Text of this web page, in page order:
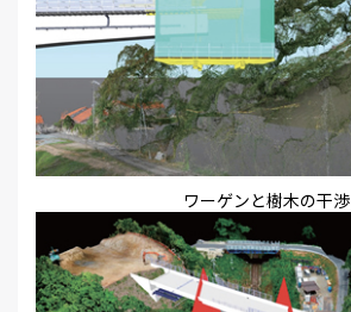
ワーゲンと樹木の干渉